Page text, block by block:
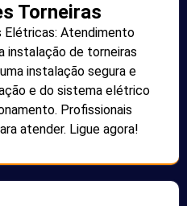
Torneiras
Elétricas: Atendimento
instalação de torneiras
instalação segura e
e do sistema elétrico
Profissionais
atender. Ligue agora!